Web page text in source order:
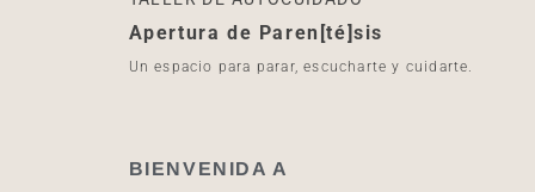
Apertura de Paren[té]sis
Un espacio para parar, escucharte y cuidarte.
BIENVENIDA A